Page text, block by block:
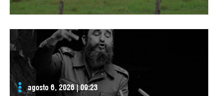
agosto 6, 2026 | 09:23